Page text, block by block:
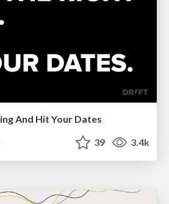
And Hit Your Dates
39 3.4k